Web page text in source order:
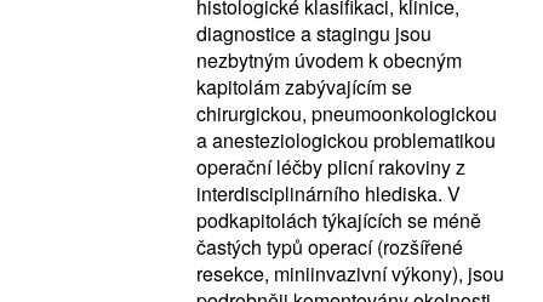
histologické klasifikaci, klinice,
diagnostice a stagingu jsou
nezbytným úvodem k obecným
kapitolám zabývajícím se
chirurgickou, pneumoonkologickou
a anesteziologickou problematikou
operační léčby plicní rakoviny z
interdisciplinárního hlediska. V
podkapitolách týkajících se méně
častých typů operací (rozšířené
resekce, miniinvazivní výkony), jsou